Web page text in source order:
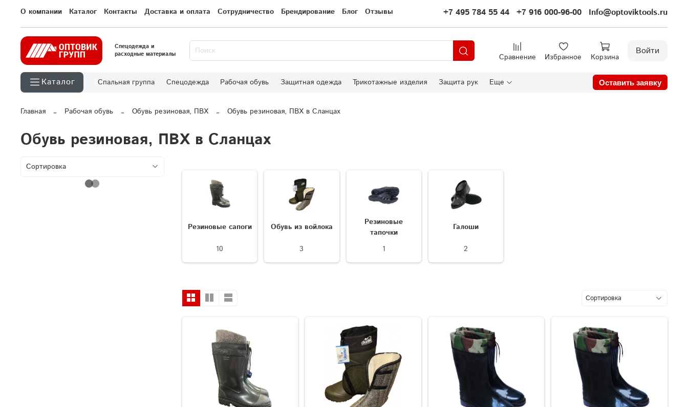
О компании Каталог Контакты Доставка и оплата Сотрудничество Брендирование Блог Отзывы +7 495 784 55 44 +7 916 000-96-00 Info@optoviktools.ru
Спецодежда и
расходные материалы
Сравнение Избранное Корзина
Войти
Каталог Спальная группа Спецодежда Рабочая обувь Защитная одежда Трикотажные изделия Защита рук Еще Оставить заявку
Главная Рабочая обувь Обувь резиновая, ПВХ Обувь резиновая, ПВХ в Сланцах
Обувь резиновая, ПВХ в Сланцах
Резиновые сапоги
10
Обувь из войлока
3
Резиновые
тапочки
1
Галоши
2